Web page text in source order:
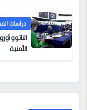
دراسات
الناتو و
الأمنية